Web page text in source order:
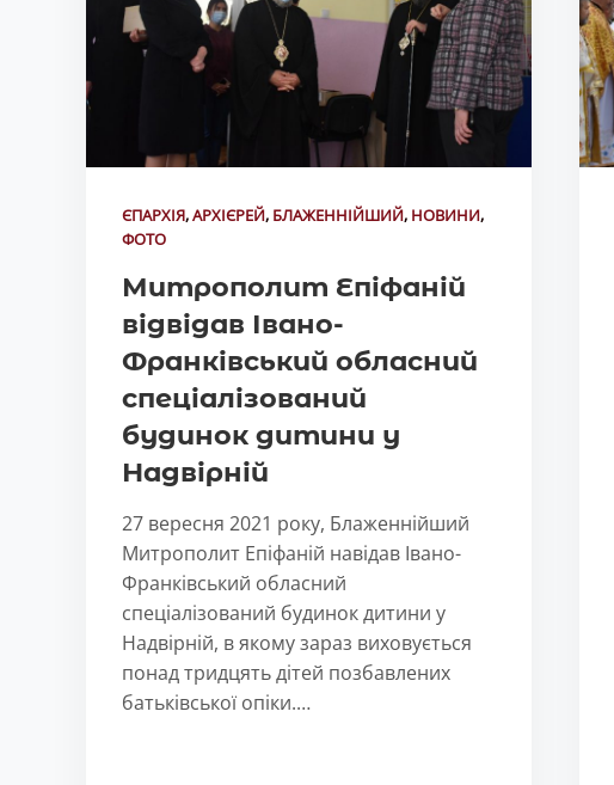
ЄПАРХІЯ,АРХІЄРЕЙ, БЛАЖЕННІЙШИЙ, НОВИНИ,
ФОТО
Митрополит Епіфаній
відвідав Івано-
Франківський обласний
спеціалізований
будинок дитини у
Надвірній
27 вересня 2021 року, Блаженнійший
Митрополит Епіфаній навідав Івано-
Франківський обласний
спеціалізований будинок дитини у
Надвірній, в якому зараз виховується
понад тридцять дітей позбавлених
батьківської опіки.…